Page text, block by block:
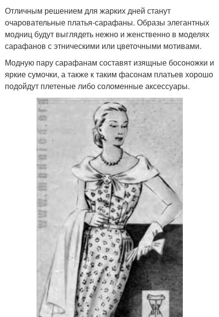
Отличным решением для жарких дней станут
очаровательные платья-сарафаны. Образы элегантных
модниц будут выглядеть нежно и женственно в моделях
сарафанов с этническими или цветочными мотивами.
Модную пару сарафанам составят изящные босоножки и
яркие сумочки, а также к таким фасонам платьев хорошо
подойдут плетеные либо соломенные аксессуары.